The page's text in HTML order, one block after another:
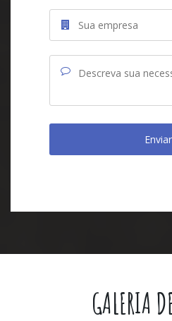
GALERIA